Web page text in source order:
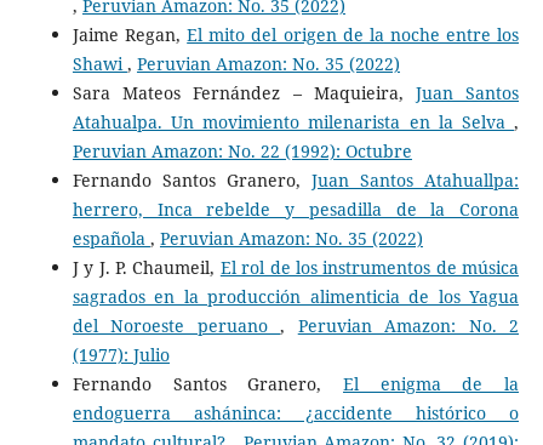
, Peruvian Amazon: No. 35 (2022)
Jaime Regan,El mito del origen de la noche entre los
Shawi, Peruvian Amazon: No. 35 (2022)
Sara Mateos Fernández – Maquieira, Juan Santos
Atahualpa. Un movimiento milenarista en la Selva,
Peruvian Amazon: No. 22 (1992): Octubre
Fernando Santos Granero,Juan Santos Atahuallpa:
herrero, Inca rebelde y pesadilla de la Corona
española , Peruvian Amazon: No. 35 (2022)
J y J. P. Chaumeil, El rol de los instrumentos de música
sagrados en la producción alimenticia de los Yagua
del Noroeste peruano, Peruvian Amazon: No. 2
(1977): Julio
Fernando Santos Granero, El enigma de la
endoguerra asháninca: ¿accidente histórico o